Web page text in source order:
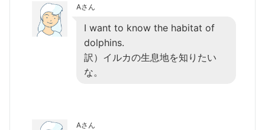
Aさん
I want to know the habitat of
dolphins.
訳）イルカの生息地を知りたい
な。
Aさん